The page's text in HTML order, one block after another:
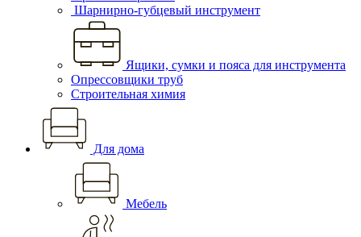
Шарнирно-губцевый инструмент
Ящики, сумки и пояса для инструмента
Опрессовщики труб
Строительная химия
Для дома
Мебель